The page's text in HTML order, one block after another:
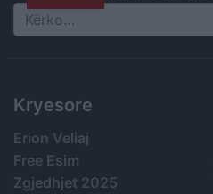
Search
Kryesore
Erion Veliaj
Free Esim
Zgjedhjet 2025